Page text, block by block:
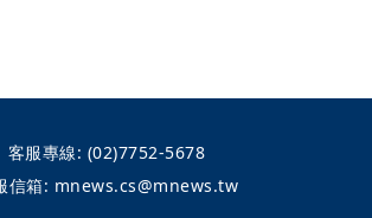
客服專線: (02)7752-5678
信箱: mnews.cs@mnews.tw